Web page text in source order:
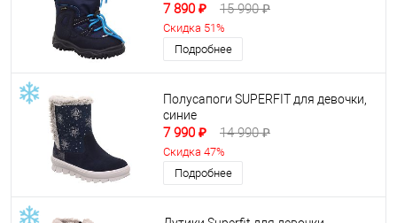
7 890 ₽ 15 990 ₽
Скидка 51%
Подробнее
Полусапоги SUPERFIT для девочки,
синие
7 990 ₽ 14 990 ₽
Скидка 47%
Подробнее